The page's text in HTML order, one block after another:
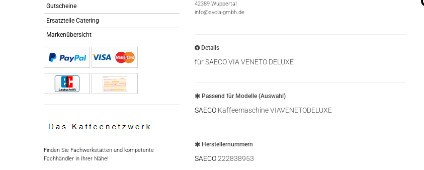
Gutscheine
Ersatzteile Catering
Markenübersicht
Finden Sie Fachwerkstätten und kompetente
Fachhändler in Ihrer Nähe!
42389 Wuppertal
info@avola-gmbh.de
Details
für SAECO VIA VENETO DELUXE
Passend für Modelle (Auswahl)
SAECO Kaffeemaschine VIAVENETODELUXE
Herstellernummern
SAECO222838953